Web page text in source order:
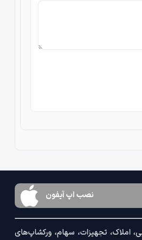
نصب اپ آیفون
املاک، تجهیزات، سهام، ورکشاپ‌های